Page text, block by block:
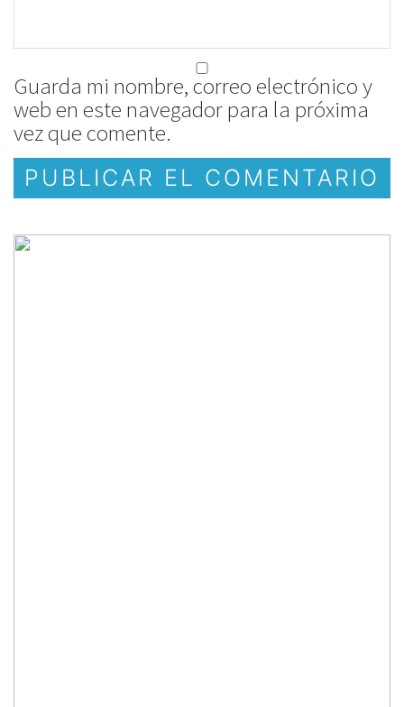
Guarda mi nombre, correo electrónico y
web en este navegador para la próxima
vez que comente.